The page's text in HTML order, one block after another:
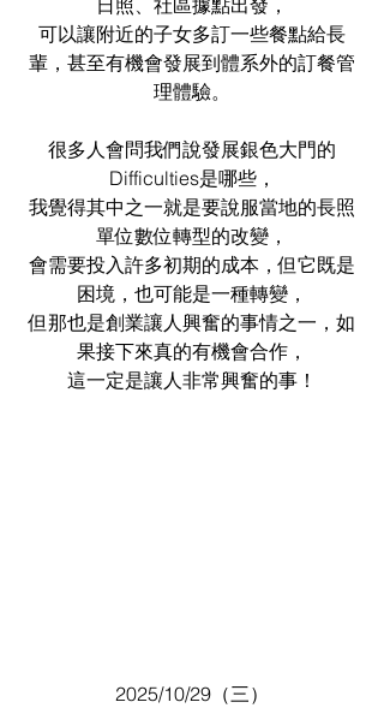
可以讓附近的子女多訂一些餐點給長
輩，甚至有機會發展到體系外的訂餐管
理體驗。
很多人會問我們說發展銀色大門的
Difficulties是哪些，
我覺得其中之一就是要說服當地的長照
單位數位轉型的改變，
會需要投入許多初期的成本，但它既是
困境，也可能是一種轉變，
但那也是創業讓人興奮的事情之一，如
果接下來真的有機會合作，
這一定是讓人非常興奮的事！
2025/10/29（三）